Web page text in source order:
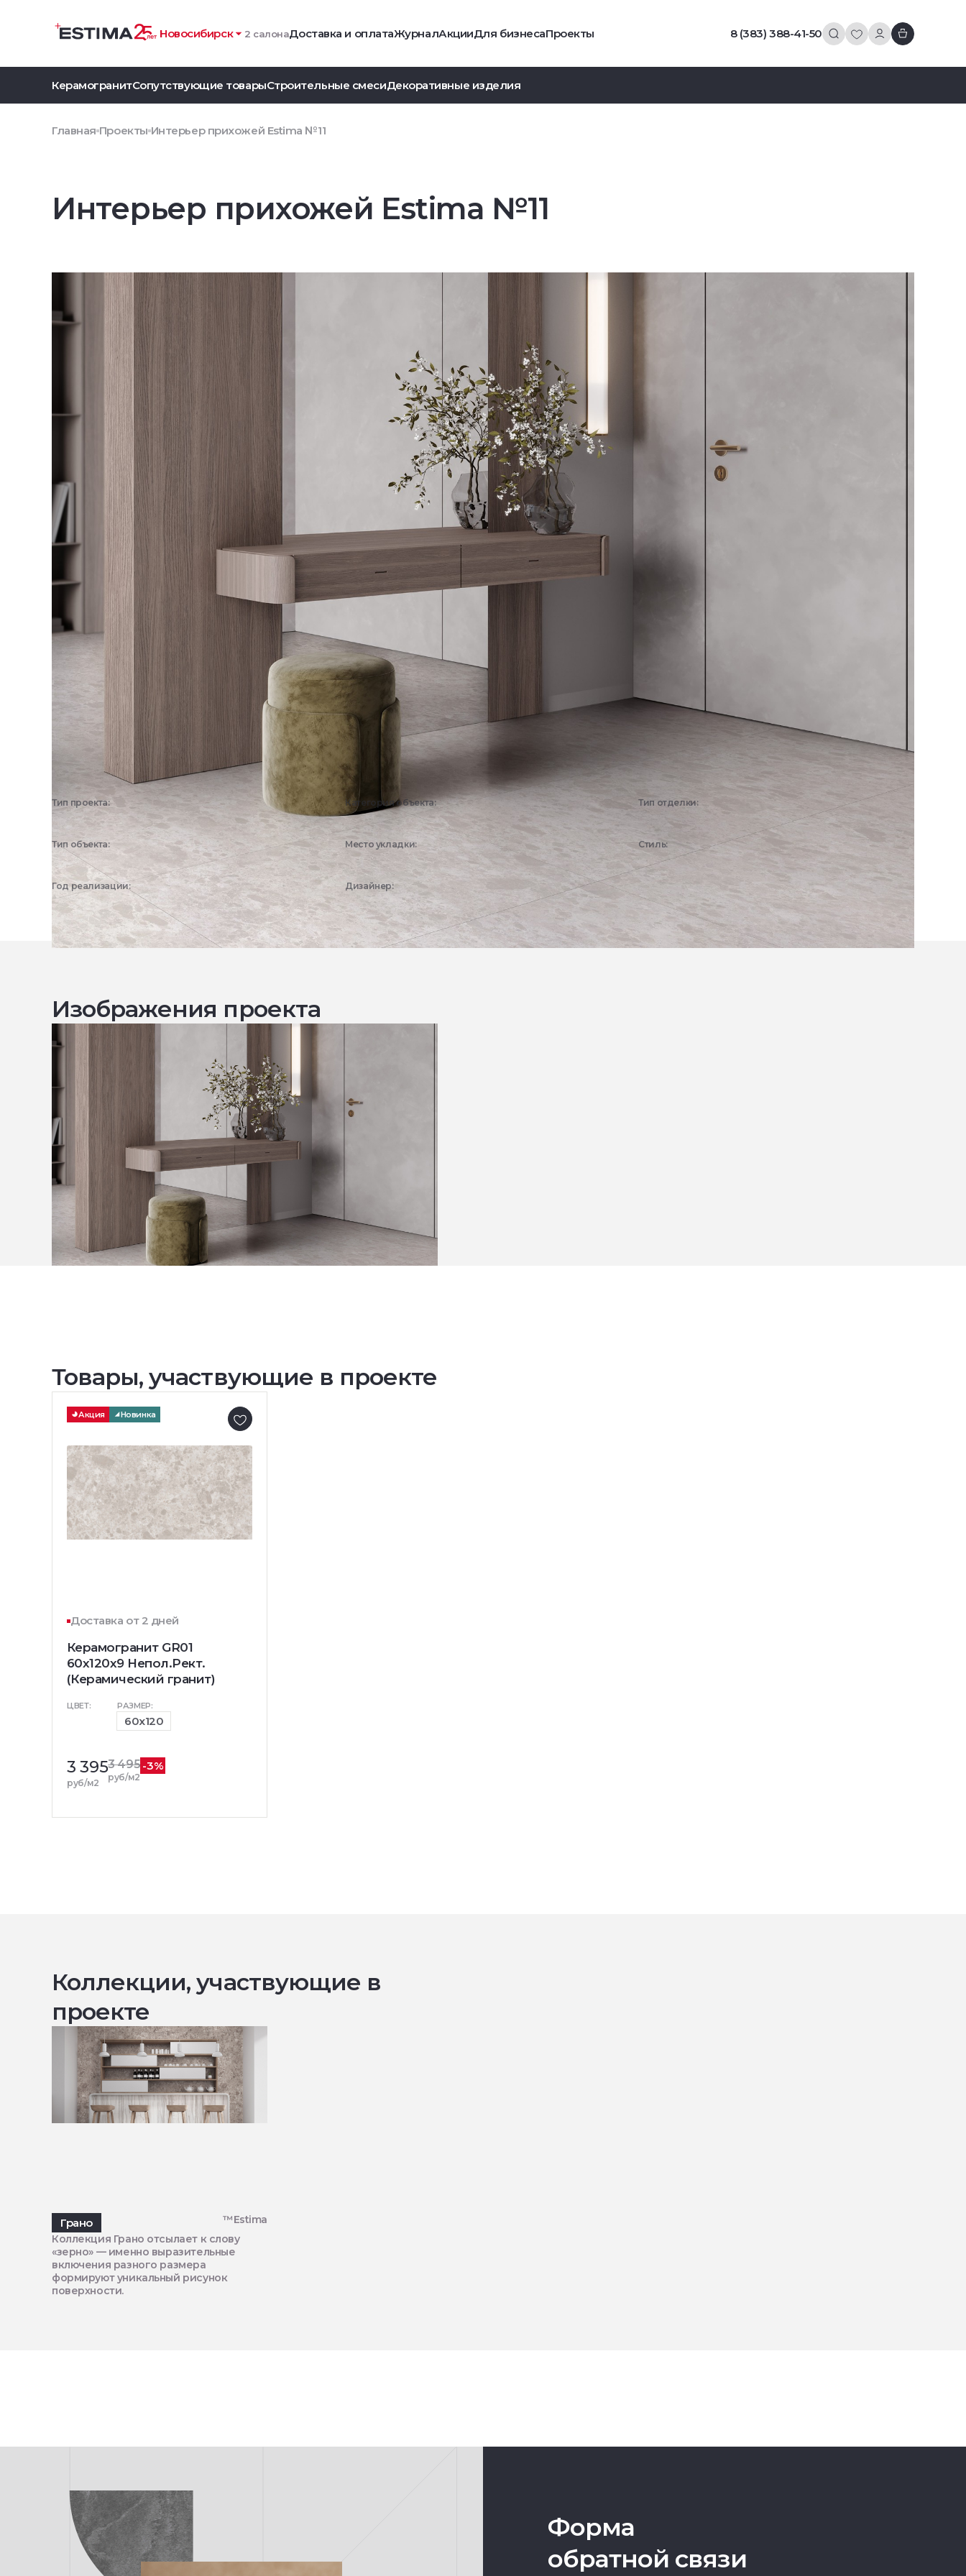
Новосибирск 2 салонаДоставка и оплатаЖурналАкцииДля бизнесаПроекты 8 (383) 388-41-50
КерамогранитСопутствующие товарыСтроительные смесиДекоративные изделия
Главная Проекты Интерьер прихожей Estima №11
Интерьер прихожей Estima №11
Тип проекта:
3D визуализация
Категория объекта:
Жилые объекты
Тип отделки:
Интерьер
Тип объекта:
Частный дом, Квартира
Место укладки:
Прихожая
Стиль:
Минимализм
Год реализации:
2026
Дизайнер:
Эстима Дизайн
Изображения проекта
Товары, участвующие в проекте
Акция Новинка
Доставка от 2 дней
Керамогранит GR01
60x120x9 Непол.Рект.
(Керамический гранит)
ЦВЕТ: РАЗМЕР:
60x120
3 395
руб/м2
3 495
руб/м2
-3%
Коллекции, участвующие в
проекте
Грано
™Estima
Коллекция Грано отсылает к слову
«зерно» — именно выразительные
включения разного размера
формируют уникальный рисунок
поверхности.
Форма
обратной связи